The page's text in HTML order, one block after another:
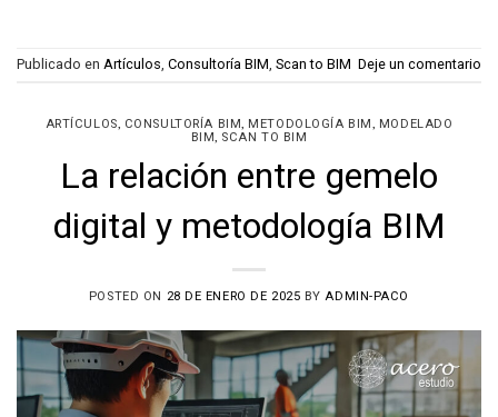
Publicado en Artículos, Consultoría BIM, Scan to BIM Deje un comentario
ARTÍCULOS CONSULTORÍA BIM METODOLOGÍA BIM
MODELADO
BIM SCAN TO BIM
La relación entre gemelo
digital y metodología BIM
POSTED ON 28 DE ENERO DE 2025 BY ADMIN-PACO